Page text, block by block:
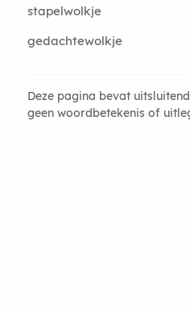
stapelwolkje
gedachtewolkje
Deze pagina bevat
geen woordbetekenis of